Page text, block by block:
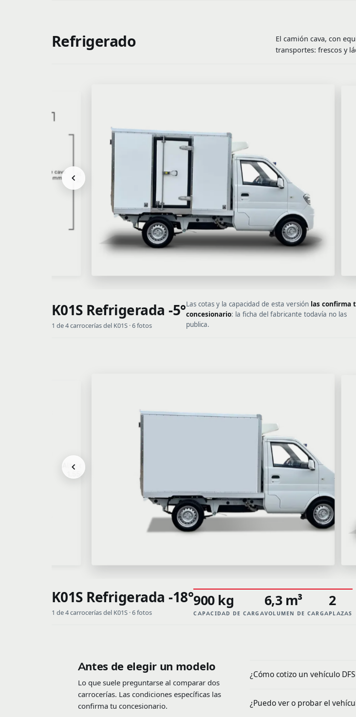
Refrigerado
El camión cava, con
transportes: frescos y
K01S Refrigerada -5°
1 de 4 carrocerías del K01S · 6 fotos
Las cotas y la capacidad de esta versión las confirma
concesionario: la ficha del fabricante todavía no las
publica.
K01S Refrigerada -18°
1 de 4 carrocerías del K01S · 6 fotos
900 kg
CAPACIDAD DE CARGA
6,3 m³
VOLUMEN DE CARGA
2
PLAZAS
Antes de elegir un modelo
Lo que suele preguntarse al comparar dos
carrocerías. Las condiciones específicas las
confirma tu concesionario.
¿Cómo cotizo un vehículo
¿Puedo ver o probar el